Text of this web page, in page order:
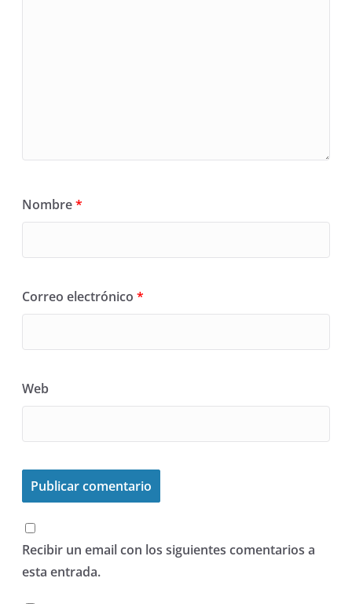
Nombre*
Correo electrónico*
Web
Recibir un email con los siguientes comentarios a
esta entrada.